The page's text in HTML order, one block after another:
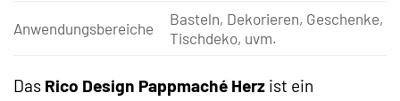
Anwendungsbereiche
Basteln, Dekorieren, Geschenke,
Tischdeko, uvm.
Das Rico Design Pappmaché Herz ist ein